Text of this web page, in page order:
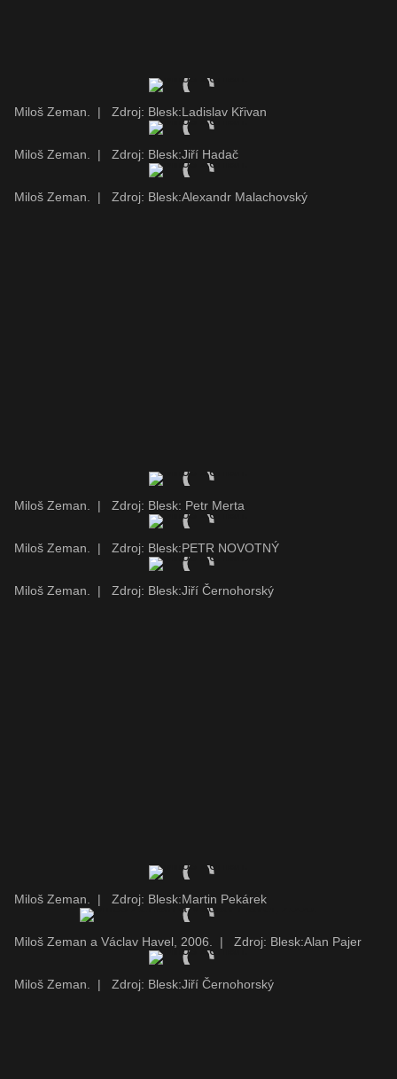
Miloš Zeman. | Zdroj: Blesk:Ladislav Křivan
Miloš Zeman. | Zdroj: Blesk:Jiří Hadač
Miloš Zeman. | Zdroj: Blesk:Alexandr Malachovský
Miloš Zeman. | Zdroj: Blesk: Petr Merta
Miloš Zeman. | Zdroj: Blesk:PETR NOVOTNÝ
Miloš Zeman. | Zdroj: Blesk:Jiří Černohorský
Miloš Zeman. | Zdroj: Blesk:Martin Pekárek
Miloš Zeman a Václav Havel, 2006. | Zdroj: Blesk:Alan Pajer
Miloš Zeman. | Zdroj: Blesk:Jiří Černohorský